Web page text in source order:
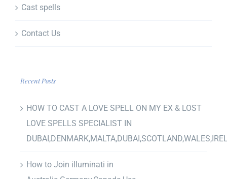
Cast spells
Contact Us
Recent Posts
HOW TO CAST A LOVE SPELL ON MY EX & LOST
LOVE SPELLS SPECIALIST IN
How to Join illuminati in